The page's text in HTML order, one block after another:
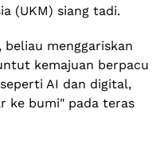
(UKM) siang tadi.
beliau menggariskan
kemajuan berpacu
AI dan digital,
ke bumi" pada teras